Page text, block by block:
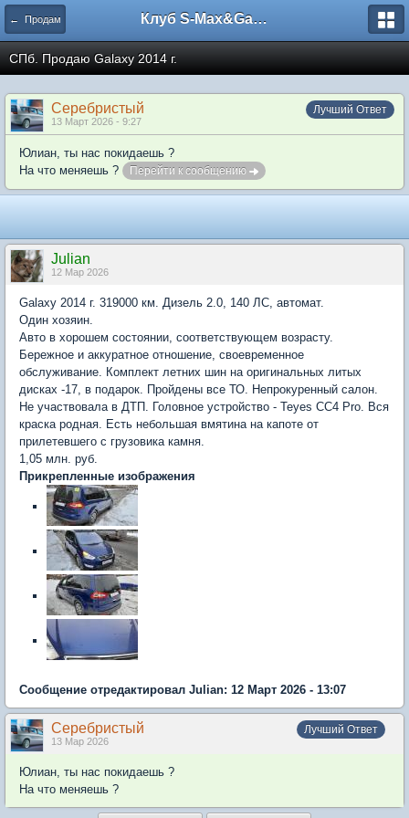
← Продам Клуб S-Max&Galaxy
СПб. Продаю Galaxy 2014 г.
Лучший Ответ
Серебристый
13 Март 2026 - 9:27
Юлиан, ты нас покидаешь ?
На что меняешь ?
Перейти к сообщению
Julian
12 Мар 2026
Galaxy 2014 г. 319000 км. Дизель 2.0, 140 ЛС, автомат.
Один хозяин.
Авто в хорошем состоянии, соответствующем возрасту.
Бережное и аккуратное отношение, своевременное
обслуживание. Комплект летних шин на оригинальных литых
дисках -17, в подарок. Пройдены все ТО. Непрокуренный салон.
Не участвовала в ДТП. Головное устройство - Teyes CC4 Pro. Вся
краска родная. Есть небольшая вмятина на капоте от
прилетевшего с грузовика камня.
1,05 млн. руб.
Прикрепленные изображения
Сообщение отредактировал Julian: 12 Март 2026 - 13:07
Лучший Ответ
Серебристый
13 Мар 2026
Юлиан, ты нас покидаешь ?
На что меняешь ?